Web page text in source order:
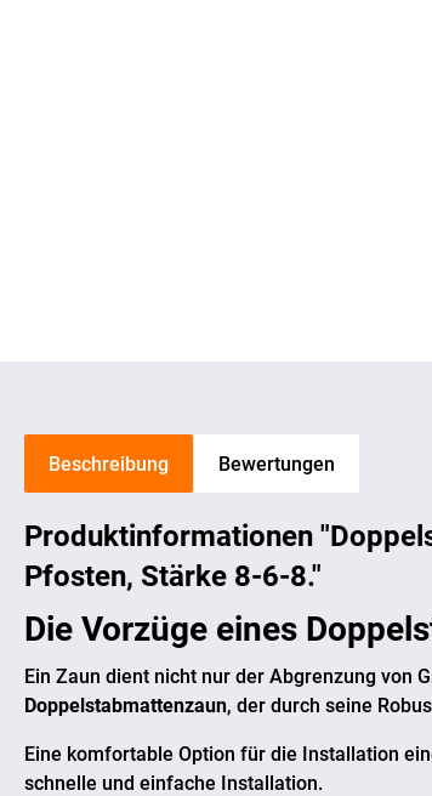
Beschreibung Bewertungen
Produktinformationen
Pfosten, Stärke 8-6-8."
Die Vorzüge eines
Ein Zaun dient nicht nur der Abgrenzung von
Doppelstabmattenzaun, der durch seine
Eine komfortable Option für die Installation
schnelle und einfache Installation.